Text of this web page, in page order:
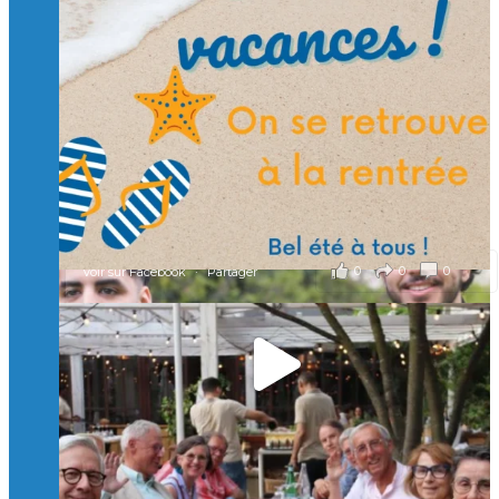
et contribuons ensemble à former les générations
d’ingénieurs de demain. 🙏
Merci à tous !
🎯 Taxe d’apprentissage 2026 : avec l'Isep, investissez pour
un numérique au service de l'humain !
À l’Isep, nous formons des ingénieurs, des bachelors, des
Mastères Spécialisés, qui allient excellence technologique et
valeurs humaines, au cœur de notre pro
...Voir plus
il y a 2 mois
0 0 0
Voir sur Facebook · Partager
🚀Afterwork à Genève 🚀
🥳 Le 22 avril dernier, 14 Alumni vivant / travaillant
en Suisse ont partagé un moment convivial de
retrouvailles et d'échanges !
Merci à tous pour votre présence et à Alexandre